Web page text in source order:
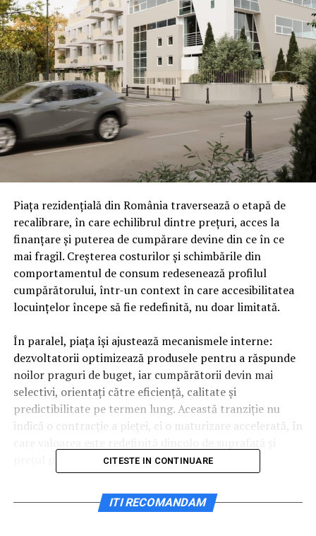
Piața rezidențială din România traversează o etapă de
recalibrare, în care echilibrul dintre prețuri, acces la
finanțare și puterea de cumpărare devine din ce în ce
mai fragil. Creșterea costurilor și schimbările din
comportamentul de consum redesenează profilul
cumpărătorului, într-un context în care accesibilitatea
locuințelor începe să fie redefinită, nu doar limitată.
În paralel, piața își ajustează mecanismele interne:
dezvoltatorii optimizează produsele pentru a răspunde
noilor praguri de buget, iar cumpărătorii devin mai
selectivi, orientați către eficiență, calitate și
predictibilitate pe termen lung. Această tranziție nu
indică o contracție a pieței, ci o maturizare accelerată, în
prețul pe metru pătrat.
Contextul actual este caracterizat de o combinație de
factori care afectează direct accesul la locuințe: costuri
CITESTE IN CONTINUARE
ITI RECOMANDAM